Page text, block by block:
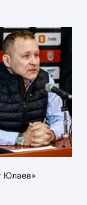
Юлаев»